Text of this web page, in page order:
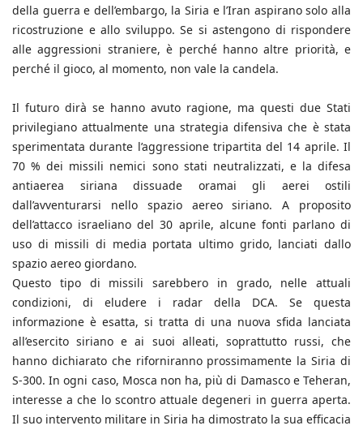
della guerra e dell’embargo, la Siria e l’Iran aspirano solo alla
ricostruzione e allo sviluppo. Se si astengono di rispondere
alle aggressioni straniere, è perché hanno altre priorità, e
perché il gioco, al momento, non vale la candela.
Il futuro dirà se hanno avuto ragione, ma questi due Stati
privilegiano attualmente una strategia difensiva che è stata
sperimentata durante l’aggressione tripartita del 14 aprile. Il
70 % dei missili nemici sono stati neutralizzati, e la difesa
antiaerea siriana dissuade oramai gli aerei ostili
dall’avventurarsi nello spazio aereo siriano. A proposito
dell’attacco israeliano del 30 aprile, alcune fonti parlano di
uso di missili di media portata ultimo grido, lanciati dallo
spazio aereo giordano.
Questo tipo di missili sarebbero in grado, nelle attuali
condizioni, di eludere i radar della DCA. Se questa
informazione è esatta, si tratta di una nuova sfida lanciata
all’esercito siriano e ai suoi alleati, soprattutto russi, che
hanno dichiarato che riforniranno prossimamente la Siria di
S-300. In ogni caso, Mosca non ha, più di Damasco e Teheran,
interesse a che lo scontro attuale degeneri in guerra aperta.
Il suo intervento militare in Siria ha dimostrato la sua efficacia